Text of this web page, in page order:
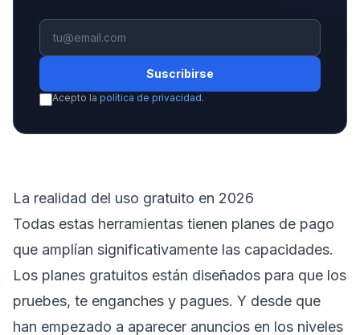
Suscribirse
Acepto la política de privacidad.
La realidad del uso gratuito en 2026
Todas estas herramientas tienen planes de pago
que amplían significativamente las capacidades.
Los planes gratuitos están diseñados para que los
pruebes, te enganches y pagues. Y desde que
han empezado a aparecer anuncios en los niveles